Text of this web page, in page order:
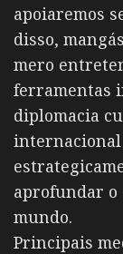
apoiaremos
disso,
mero
ferramentas
diplomacia
internacional
aprofundar o
mundo.
Principais